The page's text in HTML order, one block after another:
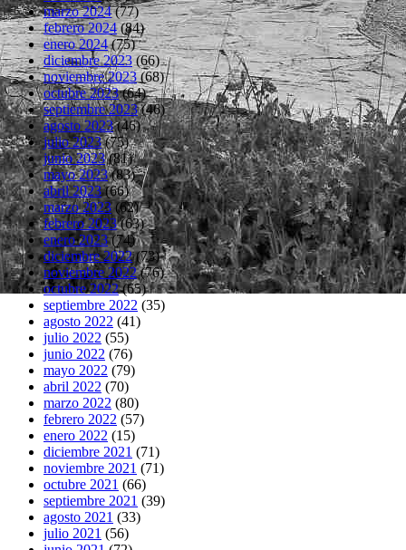
marzo 2024(77)
febrero 2024(84)
enero 2024(75)
diciembre 2023(66)
noviembre 2023(68)
octubre 2023(64)
septiembre 2023(46)
agosto 2023(46)
julio 2023(75)
junio 2023(81)
mayo 2023(83)
abril 2023(66)
marzo 2023(62)
febrero 2023(63)
enero 2023(74)
diciembre 2022(73)
noviembre 2022(76)
octubre 2022(65)
septiembre 2022 (35)
agosto 2022 (41)
julio 2022 (55)
junio 2022 (76)
mayo 2022 (79)
abril 2022 (70)
marzo 2022 (80)
febrero 2022 (57)
enero 2022 (15)
diciembre 2021 (71)
noviembre 2021 (71)
octubre 2021 (66)
septiembre 2021 (39)
agosto 2021 (33)
julio 2021 (56)